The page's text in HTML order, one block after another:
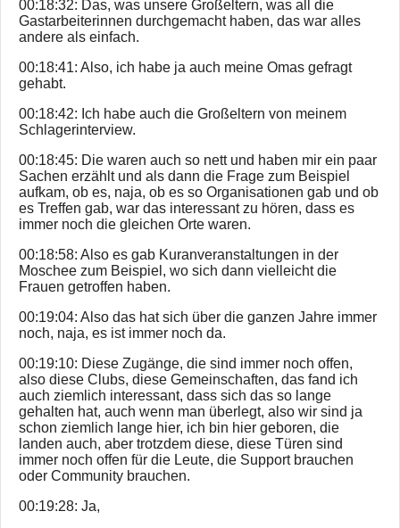
00:18:32: Das, was unsere Großeltern, was all die
Gastarbeiterinnen durchgemacht haben, das war alles
andere als einfach.
00:18:41: Also, ich habe ja auch meine Omas gefragt
gehabt.
00:18:42: Ich habe auch die Großeltern von meinem
Schlagerinterview.
00:18:45: Die waren auch so nett und haben mir ein paar
Sachen erzählt und als dann die Frage zum Beispiel
aufkam, ob es, naja, ob es so Organisationen gab und ob
es Treffen gab, war das interessant zu hören, dass es
immer noch die gleichen Orte waren.
00:18:58: Also es gab Kuranveranstaltungen in der
Moschee zum Beispiel, wo sich dann vielleicht die
Frauen getroffen haben.
00:19:04: Also das hat sich über die ganzen Jahre immer
noch, naja, es ist immer noch da.
00:19:10: Diese Zugänge, die sind immer noch offen,
also diese Clubs, diese Gemeinschaften, das fand ich
auch ziemlich interessant, dass sich das so lange
gehalten hat, auch wenn man überlegt, also wir sind ja
schon ziemlich lange hier, ich bin hier geboren, die
landen auch, aber trotzdem diese, diese Türen sind
immer noch offen für die Leute, die Support brauchen
oder Community brauchen.
00:19:28: Ja,